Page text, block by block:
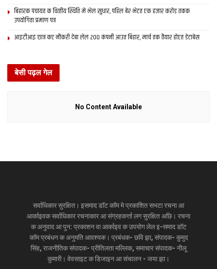
बिहारक पंचायत क वित्‍तीय स्थिति मे भेल सुधार, पहिल बेर भेटत एक हजार करोड़ तकक
उपयोगिता प्रमाण पत्र
आइटीआइ छात्र कए नौकरी देबा लेल 200 कंपनी आउत बिहार, मार्च तक तैयार होएत डेटाबेस
बेसी पढ़ल गेल
No Content Available
सर्वाधिकार सुरक्षित। इसमाद डॉट कॉम मे प्रकाशित सभटा रचना आ
आर्काइवक सर्वाधिकार रचनाकार आ संग्रहकर्त्ता लग सुरक्षित अछि। रचना
क अनुवाद आ पुन: प्रकाशन वा आर्काइव क उपयोग लेल इ-समाद डॉट
कॉम प्रबंधन क अनुमति आवश्यक। प्रबंधक- छवि झा, संपादक- कुमुद
सिंह, राजनीतिक संपादक- प्रीतिलता मल्लिक, समाचार संपादक- नीलू
कुमारी। वेवसाइट क डिजाइन आ संचालन - जया झा।